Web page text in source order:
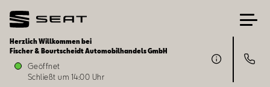
Herzlich Willkommen bei
Fischer & Bourtscheidt Automobilhandels GmbH
Geöffnet
Schließt um 14:00 Uhr
Home